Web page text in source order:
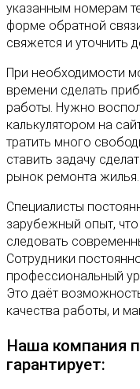
указанным номерам
форме обратной
свяжется и уточнить
При необходимости
времени сделать
работы. Нужно
калькулятором на
тратить много
ставить задачу
рынок ремонта жилья.
Специалисты
зарубежный опыт,
следовать
Сотрудники
профессиональный
Это даёт
качества работы, и
Наша компания
гарантирует: